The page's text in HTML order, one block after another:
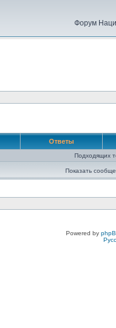
Форум
Ответы
Подходящих
Показать
Powered by